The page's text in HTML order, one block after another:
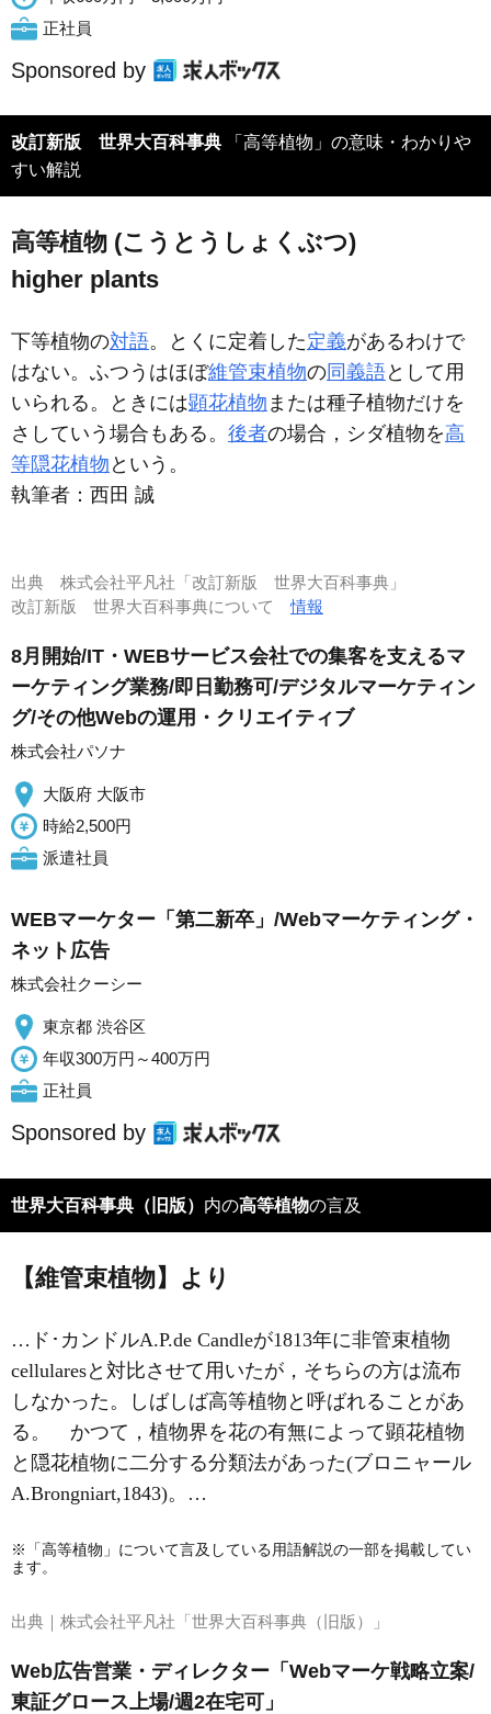
正社員
Sponsored by
改訂新版 世界大百科事典 「高等植物」の意味・わかりや
すい解説
高等植物 (こうとうしょくぶつ)
higher plants
下等植物の対語。とくに定着した定義があるわけで
はない。ふつうはほぼ維管束植物の 同義語として用
いられる。ときには顕花植物 または種子植物だけを
さしていう場合もある。 後者の場合，シダ植物を高
等隠花植物 という。
執筆者： 西田 誠
出典 株式会社平凡社「改訂新版 世界大百科事典」
改訂新版 世界大百科事典について情報
8月開始/IT・WEBサービス会社での集客を支えるマ
ーケティング業務/即日勤務可/デジタルマーケティン
グ/その他Webの運用・クリエイティブ
株式会社パソナ
大阪府 大阪市
時給2,500円
派遣社員
WEBマーケター「第二新卒」/Webマーケティング・
ネット広告
株式会社クーシー
東京都 渋谷区
年収300万円～400万円
正社員
Sponsored by
世界大百科事典（旧版） 内の高等植物の言及
【維管束植物】より
…ド･カンドルA.P.de Candleが1813年に非管束植物
cellularesと対比させて用いたが，そちらの方は流布
しなかった。しばしば高等植物と呼ばれることがあ
る。 かつて，植物界を花の有無によって顕花植物
と隠花植物に二分する分類法があった(ブロニャール
A.Brongniart,1843)。…
※「高等植物」について言及している用語解説の一部を掲載してい
ます。
出典｜ 株式会社平凡社「世界大百科事典（旧版）」
Web広告営業・ディレクター「Webマーケ戦略立案/
東証グロース上場/週2在宅可」